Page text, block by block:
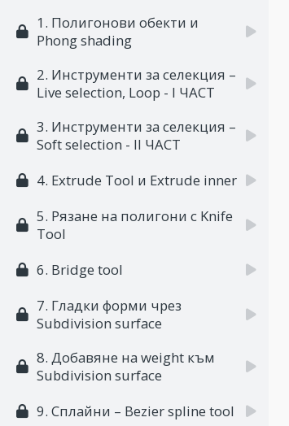
1. Полигонови обекти и
Phong shading
2. Инструменти за селекция –
Live selection, Loop - I ЧАСТ
3. Инструменти за селекция –
Soft selection - II ЧАСТ
4. Extrude Tool и Extrude inner
5. Рязане на полигони с Knife
Tool
6. Bridge tool
7. Гладки форми чрез
Subdivision surface
8. Добавяне на weight към
Subdivision surface
9. Сплайни – Bezier spline tool